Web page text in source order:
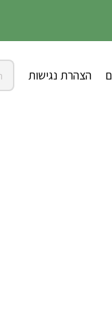
הצהרת נגישות